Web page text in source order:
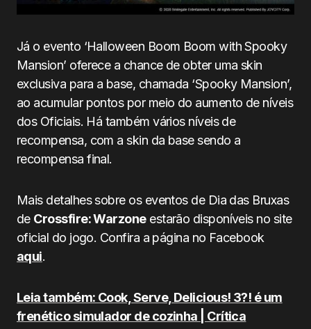
Já o evento ‘Halloween Boom Boom with Spooky
Mansion’ oferece a chance de obter uma skin
exclusiva para a base, chamada ‘Spooky Mansion’,
ao acumular pontos por meio do aumento de níveis
dos Oficiais. Há também vários níveis de
recompensa, com a skin da base sendo a
recompensa final.
Mais detalhes sobre os eventos de Dia das Bruxas
de Crossfire: Warzoneestarão disponíveis no site
oficial do jogo. Confira a página no Facebook
aqui.
Leia também: Cook, Serve, Delicious! 3?! é um
frenético simulador de cozinha | Crítica